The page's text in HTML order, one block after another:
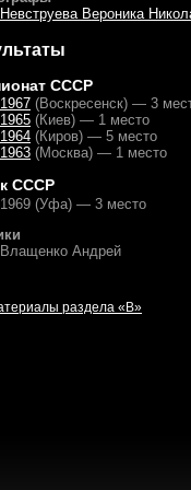
Невструева Вероника
СССР
1967 (Воскресенск) — 3
1965 (Киев) — 1 место
1964 (Киров) — 5 место
1963 (Москва) — 1 место
СССР
1969 (Уфа) — 3 место
Влащенко Андрей
раздела «В»